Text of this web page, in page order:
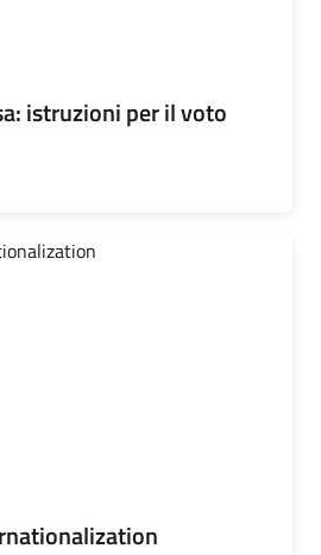
istruzioni per il voto